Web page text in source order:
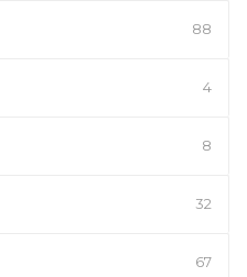
88
4
8
32
67